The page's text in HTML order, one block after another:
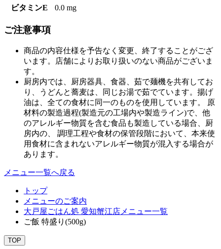
ビタミンE
0.0 mg
ご注意事項
商品の内容仕様を予告なく変更、終了することがござ
います。店舗によりお取り扱いのない商品がございま
す。
厨房内では、厨房器具、食器、茹で麺機を共有してお
り、うどんと蕎麦は、同じお湯で茹でています。揚げ
油は、全ての食材に同一のものを使用しています。 原
材料の製造過程(製造元の工場内や製造ライン)で、他
のアレルギー物質を含む食品も製造している場合、厨
房内の、 調理工程や食材の保管段階において、本来使
用食材に含まれないアレルギー物質が混入する場合が
あります。
メニュー一覧へ戻る
トップ
メニューのご案内
大戸屋ごはん処 愛知蟹江店メニュー一覧
ご飯 特盛り(500g)
TOP